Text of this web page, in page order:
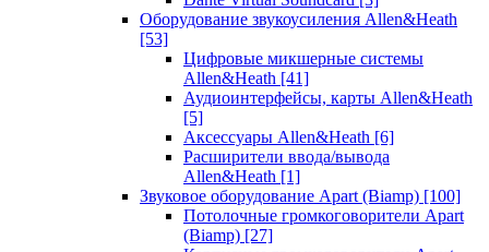
Оборудование звукоусиления Allen&Heath
[53]
Цифровые микшерные системы
Allen&Heath [41]
Аудиоинтерфейсы, карты Allen&Heath
[5]
Аксессуары Allen&Heath [6]
Расширители ввода/вывода
Allen&Heath [1]
Звуковое оборудование Apart (Biamp) [100]
Потолочные громкоговорители Apart
(Biamp) [27]